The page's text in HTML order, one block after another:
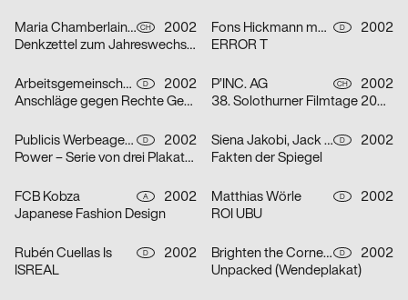
Maria Chamberlain, Fabienne Bissig, Ibrahim Hasan CH
2002
Denkzettel zum Jahreswechsel: Letztes Abendmahl / Ohne Ausnahme / o. T. – Serie von drei Plakaten
Fons Hickmann m23 D
2002
ERROR T
Arbeitsgemeinschaft für visuelle und verbale Kommunikation Uwe Loesch D
2002
Anschläge gegen Rechte Gewalt
P’INC. AG CH
2002
38. Solothurner Filmtage 2003 – Serie von zwei Plakaten
Publicis Werbeagentur GmbH D
2002
Power – Serie von drei Plakaten
Siena Jakobi, Jack Kraska, Niels Verhaag D
2002
Fakten der Spiegel
FCB Kobza A
2002
Japanese Fashion Design
Matthias Wörle D
2002
ROI UBU
Rubén Cuellas Is D
2002
ISREAL
Brighten the Corners Studio for Design D
2002
Unpacked (Wendeplakat)